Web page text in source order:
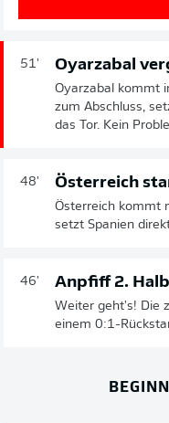
51' Oyarzabal
Oyarzabal kommt
zum Abschluss,
das Tor. Kein
48' Österreich
Österreich kommt
setzt Spanien
46' Anpfiff 2.
Weiter geht's! Die
einem 0:1-